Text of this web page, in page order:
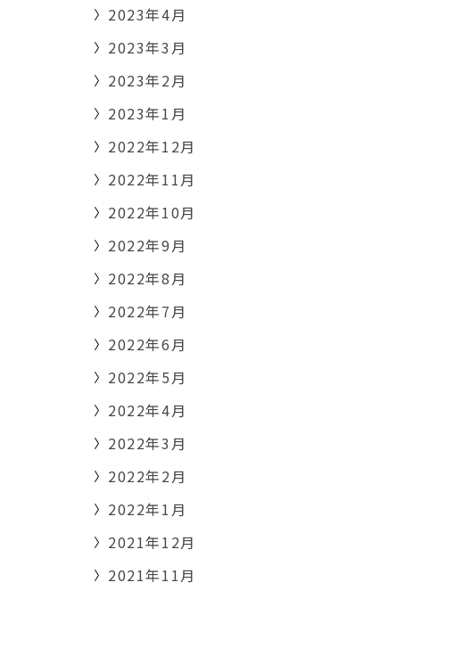
2023年4月
2023年3月
2023年2月
2023年1月
2022年12月
2022年11月
2022年10月
2022年9月
2022年8月
2022年7月
2022年6月
2022年5月
2022年4月
2022年3月
2022年2月
2022年1月
2021年12月
2021年11月